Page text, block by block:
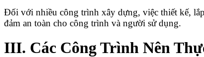
Đối với nhiều công trình xây dựng, việc thiết kế,
đảm an toàn cho công trình và người sử dụng.
III. Các Công Trình Nên